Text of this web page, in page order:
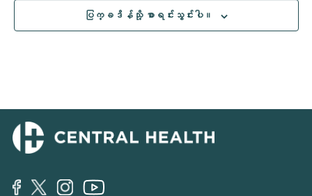
ပြက္ခဒိန်သို့ စာရင်းသွင်းပါ။